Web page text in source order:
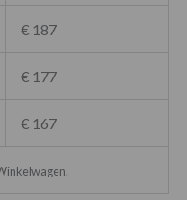
€ 187
€ 177
€ 167